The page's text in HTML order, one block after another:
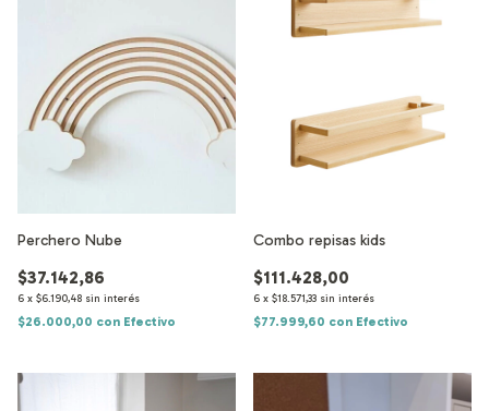
Perchero Nube
$37.142,86
6 x $6.190,48 sin interés
$26.000,00 con Efectivo
Combo repisas kids
$111.428,00
6 x $18.571,33 sin interés
$77.999,60 con Efectivo